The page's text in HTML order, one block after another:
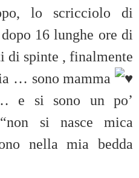
lo scricciolo di
16 lunghe ore di
di spinte , finalmente
… sono mamma
e si sono un po’
si nasce mica
nella mia bedda